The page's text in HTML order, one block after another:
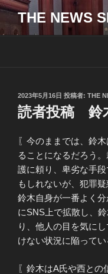
コ
テ
THE NEWS
投
稿
日:
2023年5月16日 投稿者: THE
読者投稿 鈴
〖今のままでは、鈴
ることになるだろう
護に頼り、卑劣な手
もしれないが、犯罪
鈴木自身が一番よく
にSNS上で拡散し、
り、他人の目を気に
けない状況に陥ってい
〖鈴木はA氏や西との